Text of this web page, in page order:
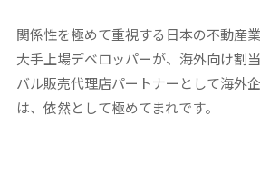
関係性を極めて重視する日本の不動産
大手上場デベロッパーが、海外向け割
バル販売代理店パートナーとして海外
は、依然として極めてまれです。